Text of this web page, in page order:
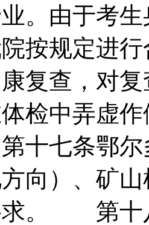
。由于考
按规定进
复查，对
检中弄虚
七条鄂尔
方向）、矿
求。 第十